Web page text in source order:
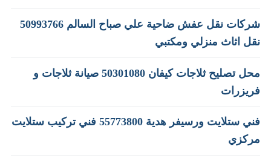
شركات نقل عفش ضاحية علي صباح السالم 50993766
نقل اثاث منزلي ومكتبي
محل تصليح ثلاجات كيفان 50301080 صيانة ثلاجات و
فريزرات
فني ستلايت ورسيفر هدية 55773800 فني تركيب ستلايت
مركزي